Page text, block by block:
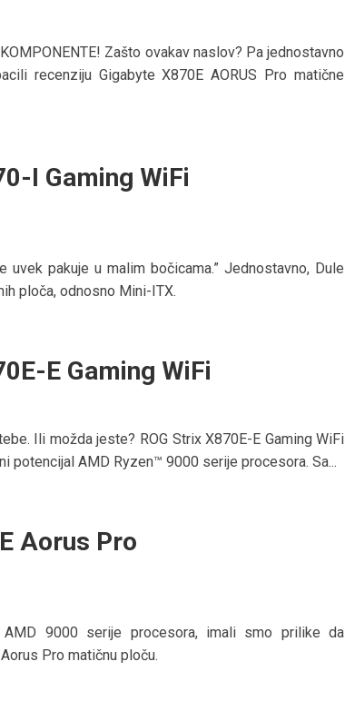
Zašto ovakav naslov? Pa jednostavno
recenziju Gigabyte X870E AORUS Pro matične
I Gaming WiFi
uvek pakuje u malim bočicama.” Jednostavno, Dule
ploča, odnosno Mini-ITX.
E Gaming WiFi
Ili možda jeste? ROG Strix X870E-E Gaming WiFi
potencijal AMD Ryzen™ 9000 serije procesora. Sa...
Aorus Pro
AMD 9000 serije procesora, imali smo prilike da
Pro matičnu ploču.